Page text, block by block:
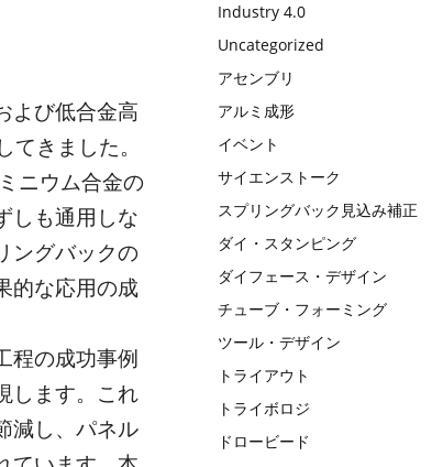
よび低合金高
きました。
ニウム合金の
しも通用しな
ングバックの
的な応用の成
程の成功事例
します。これ
減し、パネル
Industry 4.0
Uncategorized
アセンブリ
アルミ成形
イベント
サイエンストーク
スプリングバック見込み補正
ダイ・スタンピング
ダイフェース・デザイン
チューブ・フォーミング
ツール・デザイン
トライアウト
トライボロジ
ドロービード